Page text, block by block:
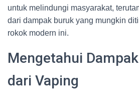
untuk melindungi masyarakat,
dari dampak buruk yang mungkin
rokok modern ini.
Mengetahui
dari Vaping